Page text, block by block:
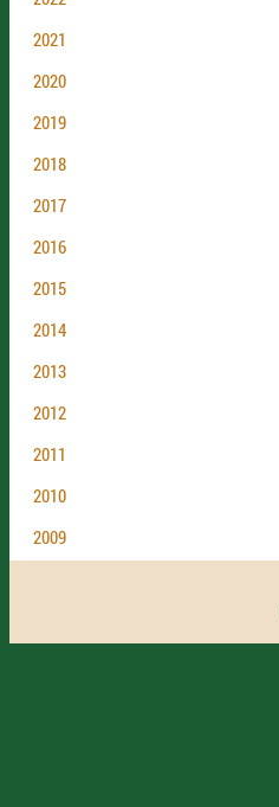
2021
2020
2019
2018
2017
2016
2015
2014
2013
2012
2011
2010
2009